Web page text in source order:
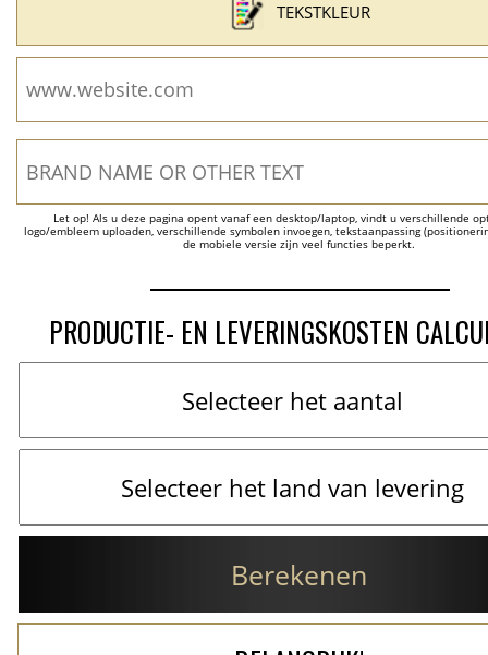
TEKSTKLEUR
Let op! Als u deze pagina opent vanaf een desktop/laptop, vindt u verschillende
logo/embleem uploaden, verschillende symbolen invoegen, tekstaanpassing
de mobiele versie zijn veel functies beperkt.
PRODUCTIE- EN LEVERINGSKOSTEN
Berekenen